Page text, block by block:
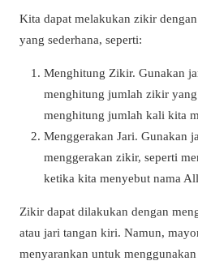
Kita dapat melakukan zikir
yang sederhana, seperti:
Menghitung Zikir. Gunakan
menghitung jumlah zikir
menghitung jumlah kali kita
Menggerakan Jari. Gunakan
menggerakan zikir, seperti
ketika kita menyebut nama
Zikir dapat dilakukan dengan
atau jari tangan kiri. Namun,
menyarankan untuk